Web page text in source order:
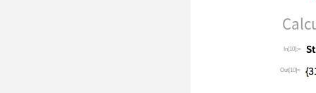
In[10]:=
Out[10]=